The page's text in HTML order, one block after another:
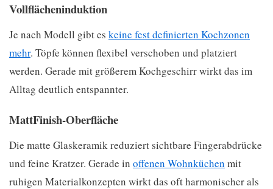
Vollflächeninduktion
Je nach Modell gibt es keine fest definierten Kochzonen
mehr. Töpfe können flexibel verschoben und platziert
werden. Gerade mit größerem Kochgeschirr wirkt das im
Alltag deutlich entspannter.
MattFinish-Oberfläche
Die matte Glaskeramik reduziert sichtbare Fingerabdrücke
und feine Kratzer. Gerade in offenen Wohnküchen mit
ruhigen Materialkonzepten wirkt das oft harmonischer als